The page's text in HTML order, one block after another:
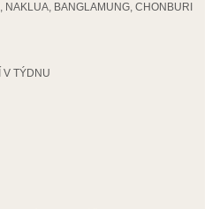
NAKLUA, BANGLAMUNG, CHONBURI
V TÝDNU